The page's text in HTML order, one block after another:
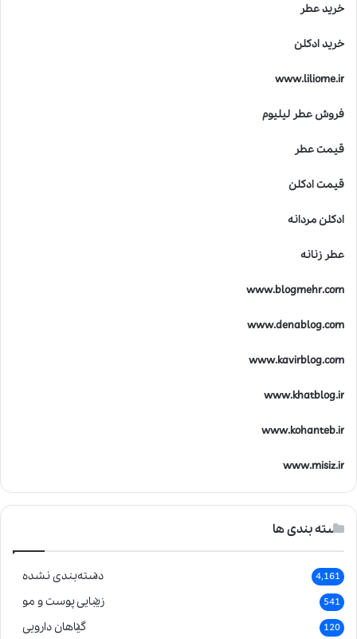
خرید عطر
خرید ادکلن
www.liliome.ir
فروش عطر لیلیوم
قیمت عطر
قیمت ادکلن
ادکلن مردانه
عطر زنانه
www.blogmehr.com
www.denablog.com
www.kavirblog.com
www.khatblog.ir
www.kohanteb.ir
www.misiz.ir
دسته بندی ها
دسته‌بندی نشده 4,161
زیبایی پوست و مو 541
گیاهان دارویی 120